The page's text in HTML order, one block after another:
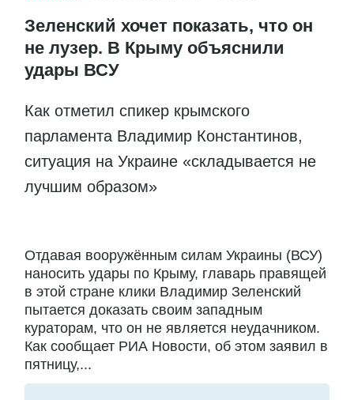
Зеленский хочет показать, что он
не лузер. В Крыму объяснили
удары ВСУ
Как отметил спикер крымского
парламента Владимир Константинов,
ситуация на Украине «складывается не
лучшим образом»
Отдавая вооружённым силам Украины (ВСУ)
наносить удары по Крыму, главарь правящей
в этой стране клики Владимир Зеленский
пытается доказать своим западным
кураторам, что он не является неудачником.
Как сообщает РИА Новости, об этом заявил в
пятницу,...